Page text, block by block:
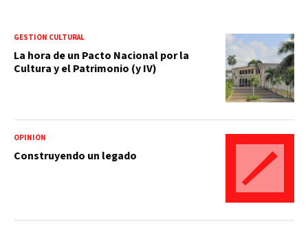
GESTIÓN CULTURAL
La hora de un Pacto Nacional por la
Cultura y el Patrimonio (y IV)
OPINIÓN
Construyendo un legado